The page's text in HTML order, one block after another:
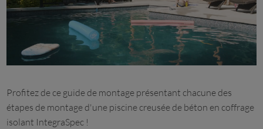
Profitez de ce guide de montage présentant chacune des
étapes de montage d'une piscine creusée de béton en coffrage
isolant IntegraSpec !